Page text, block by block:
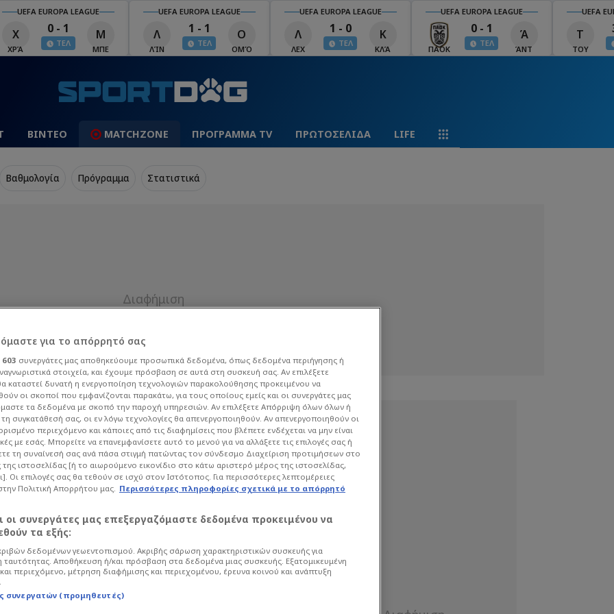
UEFA EUROPA LEAGUE
Χ
ΧΡΆ
0 - 1
ΤΕΛ
Μ
ΜΠΕ
UEFA EUROPA LEAGUE
Λ
ΛΊΝ
1 - 1
ΤΕΛ
Ο
ΟΜΌ
UEFA EUROPA LEAGUE
Λ
ΛΕΧ
1 - 0
ΤΕΛ
Κ
ΚΛΆ
UEFA EUROPA LEAGUE
ΠΑΟΚ
0 - 1
ΤΕΛ
Ά
ΆΝΤ
UEFA
Τ
ΤΟΥ
ΒΙΝΤΕΟ MATCHZONE ΠΡΟΓΡΑΜΜΑ TV ΠΡΩΤΟΣΕΛΙΔΑ LIFE
Βαθμολογία Πρόγραμμα Στατιστικά
από τον
περίπτωση
Super League
τους “ερυθρόλευκους”, αλλά…
για το απόρρητό σας
603 συνεργάτες μας αποθηκεύουμε προσωπικά δεδομένα, όπως δεδομένα περιήγησης ή
στοιχεία, και έχουμε πρόσβαση σε αυτά στη συσκευή σας. Αν επιλέξετε
καταστεί δυνατή η ενεργοποίηση τεχνολογιών παρακολούθησης προκειμένου να
οι σκοποί που εμφανίζονται παρακάτω, για τους οποίους εμείς και οι συνεργάτες μας
τα δεδομένα με σκοπό την παροχή υπηρεσιών. Αν επιλέξετε Απόρριψη όλων όλων ή
συγκατάθεσή σας, οι εν λόγω τεχνολογίες θα απενεργοποιηθούν. Αν απενεργοποιηθούν οι
περιεχόμενο και κάποιες από τις διαφημίσεις που βλέπετε ενδέχεται να μην είναι
με εσάς. Μπορείτε να επανεμφανίσετε αυτό το μενού για να αλλάξετε τις επιλογές σας ή
τη συναίνεσή σας ανά πάσα στιγμή πατώντας τον σύνδεσμο Διαχείριση προτιμήσεων στο
ιστοσελίδας [ή το αιωρούμενο εικονίδιο στο κάτω αριστερό μέρος της ιστοσελίδας,
Οι επιλογές σας θα τεθούν σε ισχύ στον Ιστότοπος. Για περισσότερες λεπτομέρειες
Πολιτική Απορρήτου μας. Περισσότερες πληροφορίες σχετικά με το απόρρητό
οι συνεργάτες μας επεξεργαζόμαστε δεδομένα προκειμένου να
τα εξής:
δεδομένων γεωεντοπισμού. Ακριβής σάρωση χαρακτηριστικών συσκευής για
ταυτότητας. Αποθήκευση ή/και πρόσβαση στα δεδομένα μιας συσκευής. Εξατομικευμένη
περιεχόμενο, μέτρηση διαφήμισης και περιεχομένου, έρευνα κοινού και ανάπτυξη
συνεργατών (προμηθευτές)